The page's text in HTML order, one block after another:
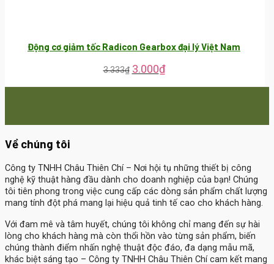
Động cơ giảm tốc Radicon Gearbox đại lý Việt Nam
3.333₫ 3.000₫
Về chúng tôi
Công ty TNHH Châu Thiên Chí– Nơi hội tụ những thiết bị công
nghệ kỹ thuật hàng đầu dành cho doanh nghiệp của bạn! Chúng
tôi tiên phong trong việc cung cấp các dòng sản phẩm chất lượng
mang tính đột phá mang lại hiệu quả tinh tế cao cho khách hàng.
Với đam mê và tâm huyết, chúng tôi không chỉ mang đến sự hài
lòng cho khách hàng mà còn thổi hồn vào từng sản phẩm, biến
chúng thành điểm nhấn nghệ thuật độc đáo, đa dạng mẫu mã,
khác biệt sáng tạo – Công ty TNHH Châu Thiên Chí cam kết mang